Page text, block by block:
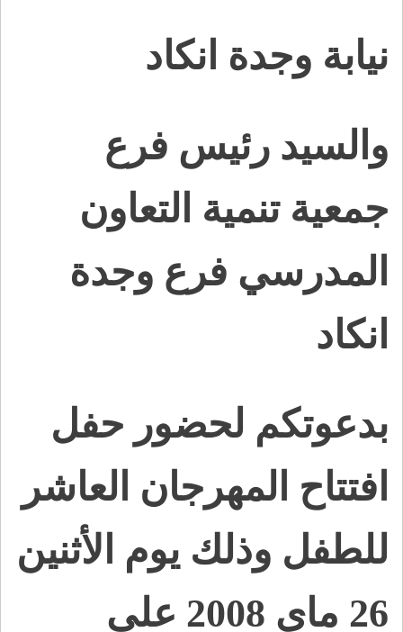
نيابة وجدة انكاد
والسيد رئيس فرع
جمعية تنمية التعاون
المدرسي فرع وجدة
انكاد
بدعوتكم لحضور حفل
افتتاح المهرجان العاشر
للطفل وذلك يوم الأثنين
26 ماي 2008 على